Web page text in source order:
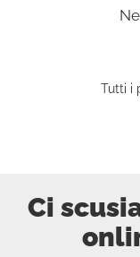
Tutti i
Ci